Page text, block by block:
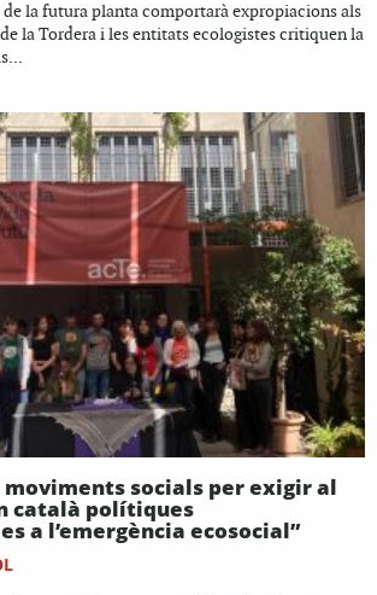
la futura planta comportarà expropiacions als
la Tordera i les entitats ecologistes critiquen la
moviments socials per exigir al
català polítiques
a l’emergència ecosocial”